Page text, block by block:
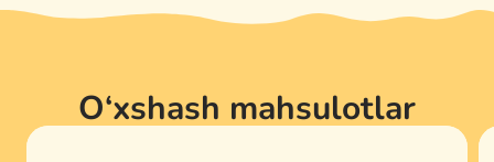
O‘xshash mahsulotlar